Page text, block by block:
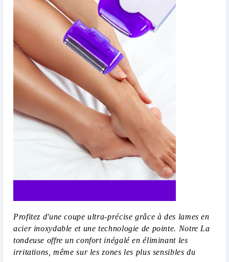
Profitez d'une coupe ultra-précise grâce à des lames en
acier inoxydable et une technologie de pointe. Notre La
tondeuse offre un confort inégalé en éliminant les
irritations, même sur les zones les plus sensibles du